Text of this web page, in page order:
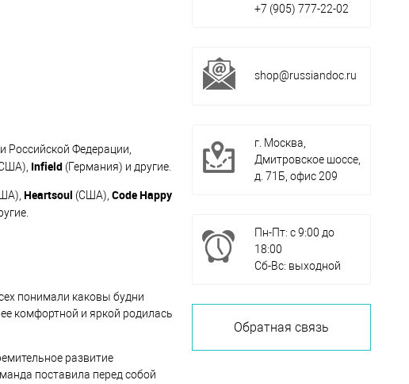
Российской Федерации,
Infield (Германия) и другие.
Heartsoul (США), Code Happy
понимали каковы будни
комфортной и яркой родилась
развитие
поставила перед собой
+7 (905) 777-22-02
shop@russiandoc.ru
г. Москва,
Дмитровское шоссе,
д. 71Б, офис 209
Пн-Пт: с 9:00 до
18:00
Сб-Вс: выходной
Обратная связь